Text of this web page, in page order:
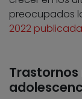
preocupados
2022